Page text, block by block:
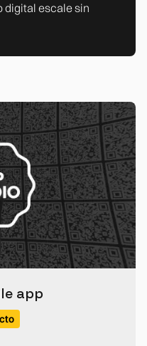
digital escale sin
app